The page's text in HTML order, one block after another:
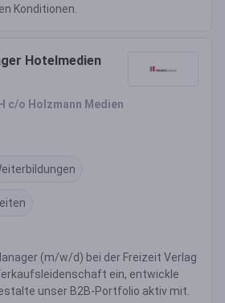
Konditionen.
Hotelmedien
c/o Holzmann Medien
(m/w/d) bei der Freizeit Verlag
ein, entwickle
unser B2B-Portfolio aktiv mit.